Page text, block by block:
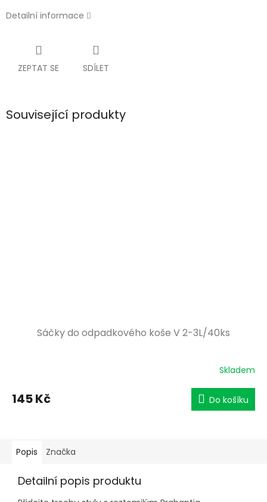
Detailní informace
ZEPTAT SE SDÍLET
Související produkty
Sáčky do odpadkového koše V 2-3L/40ks
Skladem
145 Kč Do košíku
Popis Značka
Detailní popis produktu